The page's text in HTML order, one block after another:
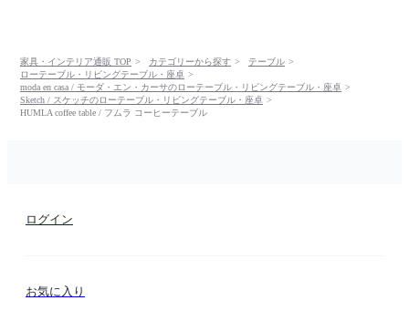
家具・インテリア通販 TOP カテゴリーから探す
テーブル
ローテーブル・リビングテーブル・座卓
moda en casa / モーダ・エン・カーサのローテーブル・リビングテーブル・座卓
Sketch / スケッチのローテーブル・リビングテーブル・座卓
HUMLA coffee table / フムラ コーヒーテーブル
ログイン
お気に入り